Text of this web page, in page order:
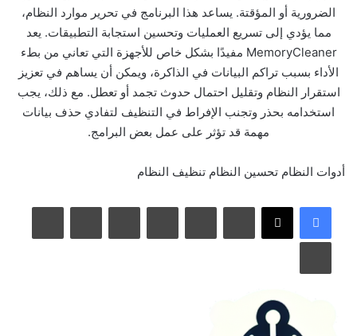
الضرورية أو المؤقتة. يساعد هذا البرنامج في تحرير موارد النظام،
مما يؤدي إلى تسريع العمليات وتحسين استجابة التطبيقات. يعد
MemoryCleaner مفيدًا بشكل خاص للأجهزة التي تعاني من بطء
الأداء بسبب تراكم البيانات في الذاكرة، ويمكن أن يساهم في تعزيز
استقرار النظام وتقليل احتمال حدوث تجمد أو تعطل. مع ذلك، يجب
استخدامه بحذر وتجنب الإفراط في التنظيف لتفادي حذف بيانات
مهمة قد تؤثر على عمل بعض البرامج.
أدوات النظام تحسين النظام تنظيف النظام
لينكدإن بينتيريست مشاركة عبر البريد
طباعة